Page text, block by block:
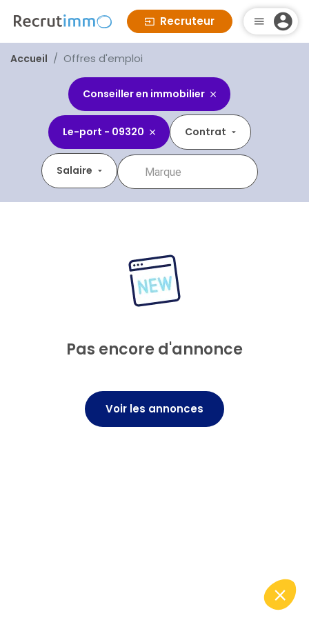
Recruteur
Accueil Offres d'emploi
Conseiller en immobilier
Le-port - 09320 Contrat
Salaire
Pas encore d'annonce
Voir les annonces